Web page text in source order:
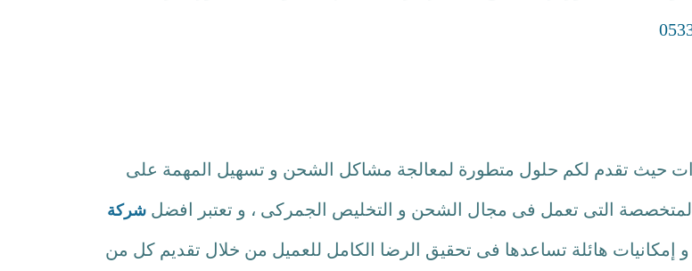
حيث تقدم لكم حلول متطورة لمعالجة مشاكل الشحن و تسهيل المهمة على
شركة
إمكانيات هائلة تساعدها فى تحقيق الرضا الكامل للعميل من خلال تقديم كل من